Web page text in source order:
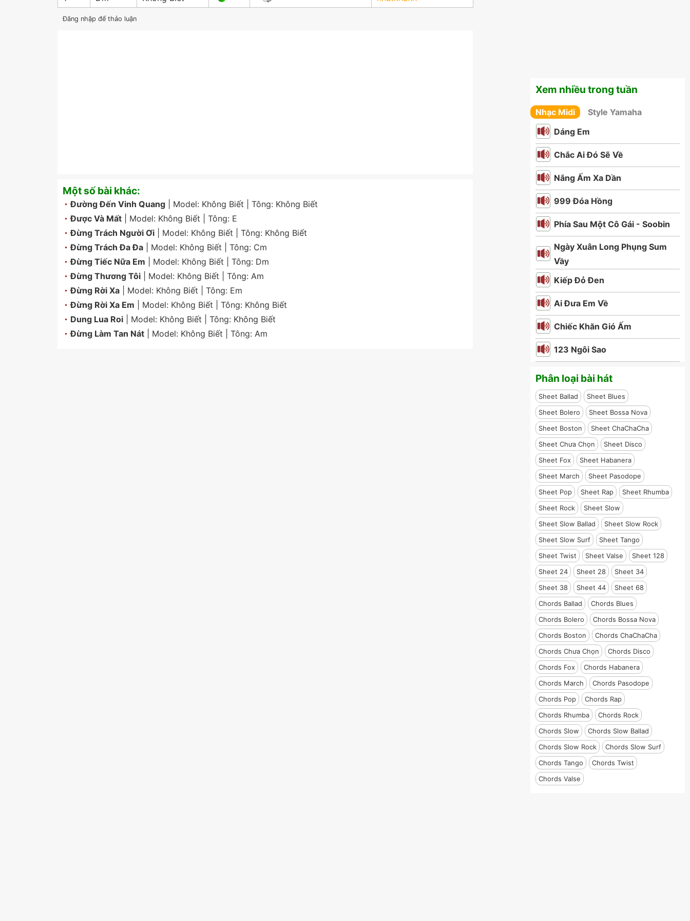
Đăng nhập để thảo luận
Một số bài khác:
Đường Đến Vinh Quang | Model: Không Biết | Tông: Không Biết
Được Và Mất | Model: Không Biết | Tông: E
Đừng Trách Người Ơi | Model: Không Biết | Tông: Không Biết
Đừng Trách Đa Đa | Model: Không Biết | Tông: Cm
Đừng Tiếc Nữa Em | Model: Không Biết | Tông: Dm
Đừng Thương Tôi | Model: Không Biết | Tông: Am
Đừng Rời Xa | Model: Không Biết | Tông: Em
Đừng Rời Xa Em | Model: Không Biết | Tông: Không Biết
Dung Lua Roi | Model: Không Biết | Tông: Không Biết
Đừng Làm Tan Nát | Model: Không Biết | Tông: Am
Xem nhiều trong tuần
Nhạc Midi
Style Yamaha
Dáng Em
Chắc Ai Đó Sẽ Về
Nắng Ấm Xa Dần
999 Đóa Hồng
Phía Sau Một Cô Gái - Soobin
Ngày Xuân Long Phụng Sum
Vầy
Kiếp Đỏ Đen
Ai Đưa Em Về
Chiếc Khăn Gió Ấm
123 Ngôi Sao
Phân loại bài hát
Sheet Ballad
Sheet Blues
Sheet Bolero
Sheet Bossa Nova
Sheet Boston
Sheet ChaChaCha
Sheet Chưa Chọn
Sheet Disco
Sheet Fox
Sheet Habanera
Sheet March
Sheet Pasodope
Sheet Pop
Sheet Rap
Sheet Rhumba
Sheet Rock
Sheet Slow
Sheet Slow Ballad
Sheet Slow Rock
Sheet Slow Surf
Sheet Tango
Sheet Twist
Sheet Valse
Sheet 128
Sheet 24
Sheet 28
Sheet 34
Sheet 38
Sheet 44
Sheet 68
Chords Ballad
Chords Blues
Chords Bolero
Chords Bossa Nova
Chords Boston
Chords ChaChaCha
Chords Chưa Chọn
Chords Disco
Chords Fox
Chords Habanera
Chords March
Chords Pasodope
Chords Pop
Chords Rap
Chords Rhumba
Chords Rock
Chords Slow
Chords Slow Ballad
Chords Slow Rock
Chords Slow Surf
Chords Tango
Chords Twist
Chords Valse